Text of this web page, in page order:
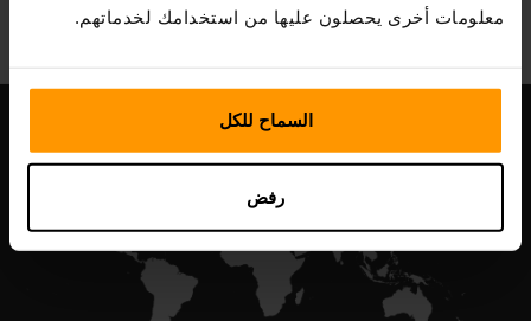
معلومات أخرى يحصلون عليها من استخدامك لخدماتهم.
السماح للكل
رفض